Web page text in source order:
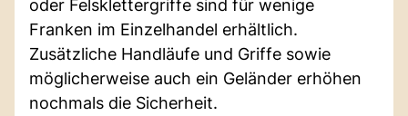
oder Felsklettergriffe sind für wenige
Franken im Einzelhandel erhältlich.
Zusätzliche Handläufe und Griffe sowie
möglicherweise auch ein Geländer erhöhen
nochmals die Sicherheit.